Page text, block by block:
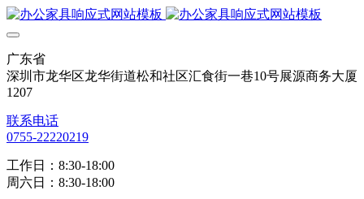
广东省
深圳市龙华区龙华街道松和社区汇食街一巷10号展源商务大厦
1207
联系电话
0755-22220219
工作日：8:30-18:00
周六日：8:30-18:00